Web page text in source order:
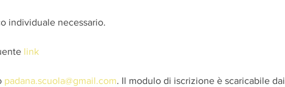
individuale necessario.
link
padana.scuola@gmail.com. Il modulo di iscrizione è scaricabile dai